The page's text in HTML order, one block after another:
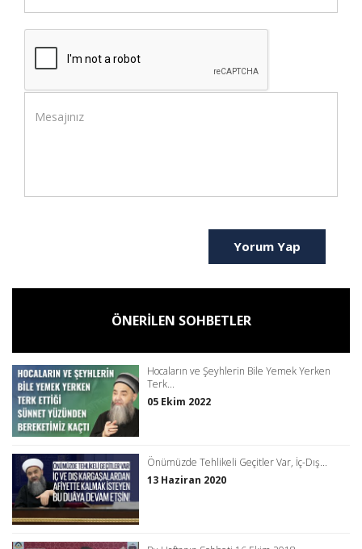
Yorum Yap
ÖNERİLEN SOHBETLER
Hocaların ve Şeyhlerin Bile Yemek Yerken
Terk...
05 Ekim 2022
Önümüzde Tehlikeli Geçitler Var, İç-Dış...
13 Haziran 2020